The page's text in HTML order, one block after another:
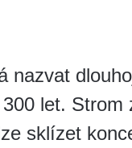
nazvat
let.
sklízet